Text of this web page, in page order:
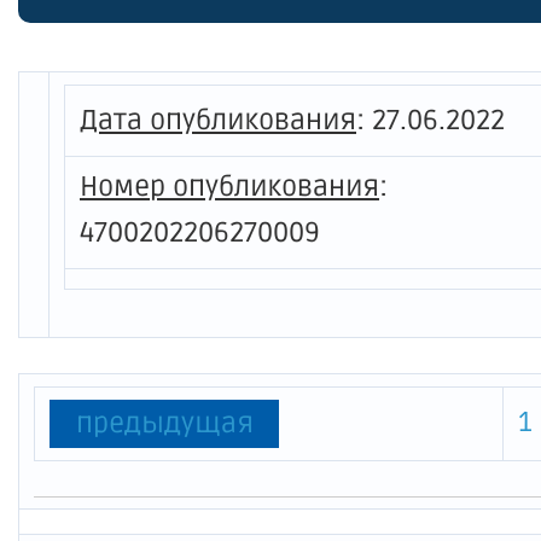
№ 649
Дата опубликования: 27.06.2022
Номер опубликования:
4700202206270009
предыдущая 1